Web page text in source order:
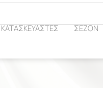
ΚΑΤΑΣΚΕΥΑΣΤΕΣ ΣΕΖΟΝ